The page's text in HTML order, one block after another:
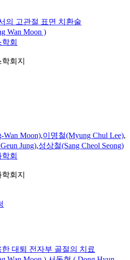
의 고관절 표면 치환술
Wan Moon )
회
회지
Wan Moon),이명철(Myung Chul Lee),
Jung),성상철(Sang Cheol Seong)
회
회지
대퇴 전자부 골절의 치료